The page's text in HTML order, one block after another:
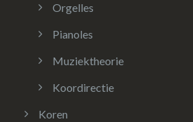
Orgelles
Pianoles
Muziektheorie
Koordirectie
Koren